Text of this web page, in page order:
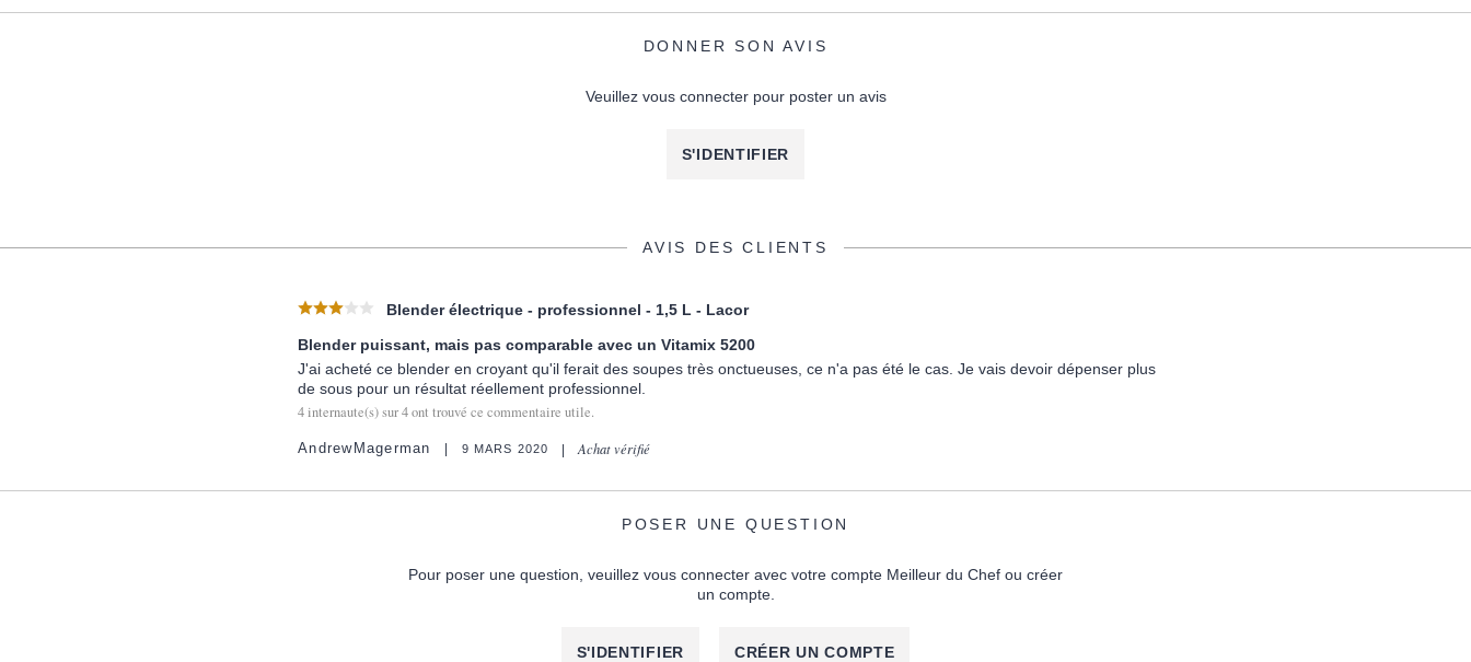
DONNER SON AVIS
Veuillez vous connecter pour poster un avis
S'IDENTIFIER
AVIS DES CLIENTS
Blender électrique - professionnel - 1,5 L - Lacor
Blender puissant, mais pas comparable avec un Vitamix 5200
J'ai acheté ce blender en croyant qu'il ferait des soupes très onctueuses, ce n'a pas été le cas. Je vais devoir dépenser plus
de sous pour un résultat réellement professionnel.
4internaute(s) sur4ont trouvé ce commentaire utile.
AndrewMagerman 9 MARS 2020 Achat vérifié
POSER UNE QUESTION
Pour poser une question, veuillez vous connecter avec votre compte Meilleur du Chef ou créer
un compte.
S'IDENTIFIER CRÉER UN COMPTE